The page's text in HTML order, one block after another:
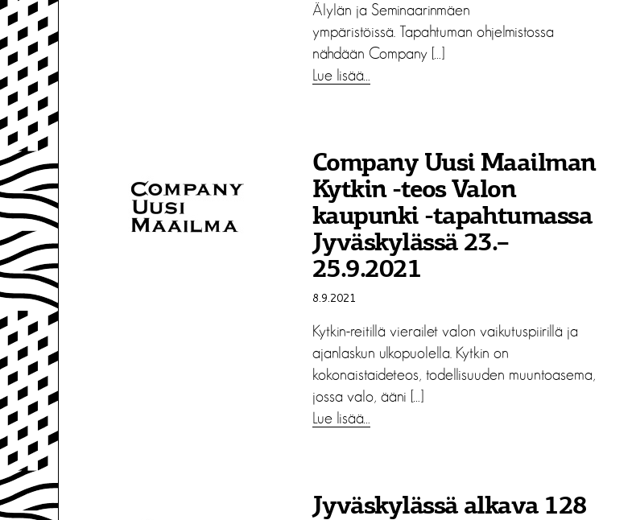
Älylän ja Seminaarinmäen
ympäristöissä. Tapahtuman ohjelmistossa
nähdään Company […]
Lue lisää…
Company Uusi Maailman
Kytkin -teos Valon
kaupunki -tapahtumassa
Jyväskylässä 23.–
25.9.2021
8.9.2021
Kytkin-reitillä vierailet valon vaikutuspiirillä ja
ajanlaskun ulkopuolella. Kytkin on
kokonaistaideteos, todellisuuden muuntoasema,
jossa valo, ääni […]
Lue lisää…
Jyväskylässä alkava 128